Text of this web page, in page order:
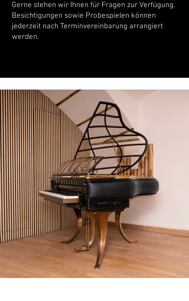
Gerne stehen wir Ihnen für Fragen zur Verfügung.
Besichtigungen sowie Probespielen können
jederzeit nach Terminvereinbarung arrangiert
werden.